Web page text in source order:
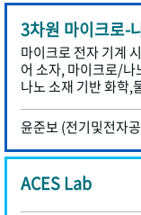
3차원 마이크로-
마이크로 전자 기계
어 소자, 마이크로/
나노 소재 기반 화학,
윤준보 (전기및전자
ACES Lab